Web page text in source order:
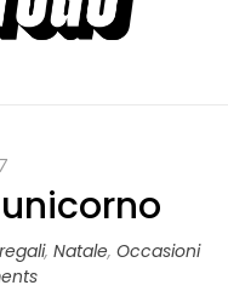
, Natale, Occasioni